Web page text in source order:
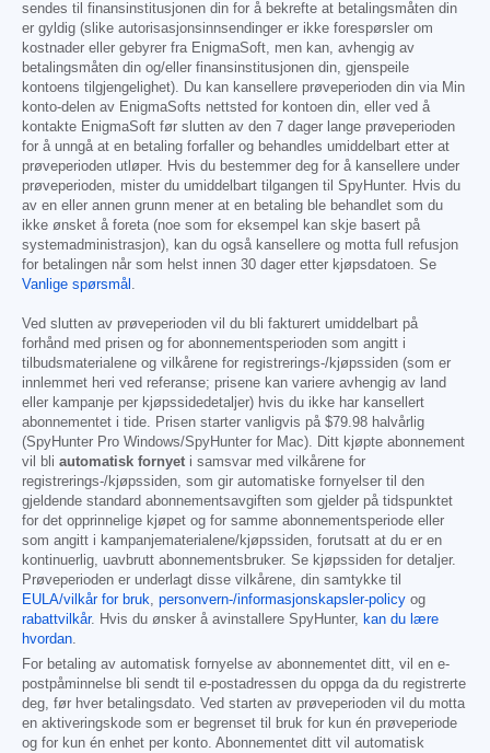
sendes til finansinstitusjonen din for å bekrefte at betalingsmåten din
er gyldig (slike autorisasjonsinnsendinger er ikke forespørsler om
kostnader eller gebyrer fra EnigmaSoft, men kan, avhengig av
betalingsmåten din og/eller finansinstitusjonen din, gjenspeile
kontoens tilgjengelighet). Du kan kansellere prøveperioden din via Min
konto-delen av EnigmaSofts nettsted for kontoen din, eller ved å
kontakte EnigmaSoft før slutten av den 7 dager lange prøveperioden
for å unngå at en betaling forfaller og behandles umiddelbart etter at
prøveperioden utløper. Hvis du bestemmer deg for å kansellere under
prøveperioden, mister du umiddelbart tilgangen til SpyHunter. Hvis du
av en eller annen grunn mener at en betaling ble behandlet som du
ikke ønsket å foreta (noe som for eksempel kan skje basert på
systemadministrasjon), kan du også kansellere og motta full refusjon
for betalingen når som helst innen 30 dager etter kjøpsdatoen. Se
Vanlige spørsmål .
Ved slutten av prøveperioden vil du bli fakturert umiddelbart på
forhånd med prisen og for abonnementsperioden som angitt i
tilbudsmaterialene og vilkårene for registrerings-/kjøpssiden (som er
innlemmet heri ved referanse; prisene kan variere avhengig av land
eller kampanje per kjøpssidedetaljer) hvis du ikke har kansellert
abonnementet i tide. Prisen starter vanligvis på $79.98 halvårlig
(SpyHunter Pro Windows/SpyHunter for Mac). Ditt kjøpte abonnement
vil bli automatisk fornyet i samsvar med vilkårene for
registrerings-/kjøpssiden, som gir automatiske fornyelser til den
gjeldende standard abonnementsavgiften som gjelder på tidspunktet
for det opprinnelige kjøpet og for samme abonnementsperiode eller
som angitt i kampanjematerialene/kjøpssiden, forutsatt at du er en
kontinuerlig, uavbrutt abonnementsbruker. Se kjøpssiden for detaljer.
Prøveperioden er underlagt disse vilkårene, din samtykke til
EULA/vilkår for bruk, personvern-/informasjonskapsler-policy og
rabattvilkår. Hvis du ønsker å avinstallere SpyHunter, kan du lære
hvordan.
For betaling av automatisk fornyelse av abonnementet ditt, vil en e-
postpåminnelse bli sendt til e-postadressen du oppga da du registrerte
deg, før hver betalingsdato. Ved starten av prøveperioden vil du motta
en aktiveringskode som er begrenset til bruk for kun én prøveperiode
og for kun én enhet per konto. Abonnementet ditt vil automatisk